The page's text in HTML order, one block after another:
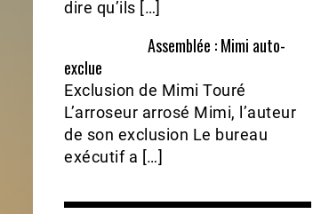
dire qu’ils […]
Assemblée : Mimi auto-
exclue
Exclusion de Mimi Touré
L’arroseur arrosé Mimi, l’auteur
de son exclusion Le bureau
exécutif a […]